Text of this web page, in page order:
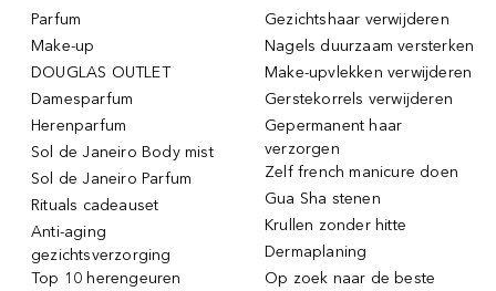
Parfum
Make-up
DOUGLAS OUTLET
Damesparfum
Herenparfum
Sol de Janeiro Body mist
Sol de Janeiro Parfum
Rituals cadeauset
Anti-aging
gezichtsverzorging
Top 10 herengeuren
Gezichtshaar verwijderen
Nagels duurzaam versterken
Make-upvlekken verwijderen
Gerstekorrels verwijderen
Gepermanent haar
verzorgen
Zelf french manicure doen
Gua Sha stenen
Krullen zonder hitte
Dermaplaning
Op zoek naar de beste